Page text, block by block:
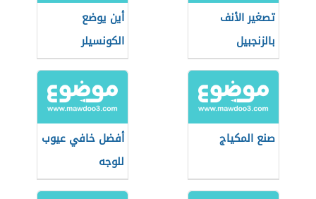
تصغير الأنف
بالزنجبيل
أين يوضع
الكونسيلر
صنع المكياج
أفضل خافي عيوب
للوجه